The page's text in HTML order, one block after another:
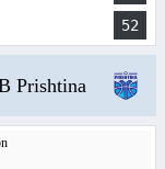
52
Prishtina